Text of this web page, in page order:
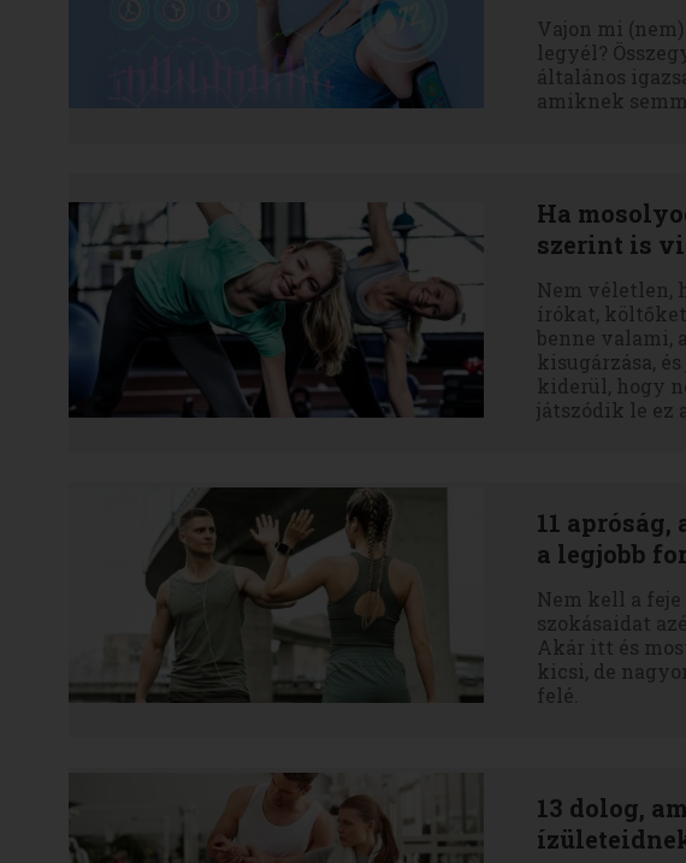
Vajon mi
legyél?
általános
amiknek
Ha
szerint is
Nem véletlen,
írókat,
benne valami,
kisugárzása,
kiderül, hogy
játszódik le ez
11
a legjobb
Nem kell a
szokásaidat
Akár itt és
kicsi, de
felé.
13 dolog,